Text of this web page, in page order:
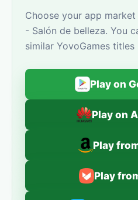
Choose your app
- Salón de belleza. You
similar YovoGames titles
Play on
Play on
Play
Play